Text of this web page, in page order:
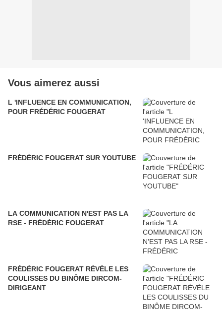
Vous aimerez aussi
L 'INFLUENCE EN COMMUNICATION,
POUR FRÉDÉRIC FOUGERAT
FRÉDÉRIC FOUGERAT SUR YOUTUBE
LA COMMUNICATION N'EST PAS LA
RSE - FRÉDÉRIC FOUGERAT
FRÉDÉRIC FOUGERAT RÉVÈLE LES
COULISSES DU BINÔME DIRCOM-
DIRIGEANT